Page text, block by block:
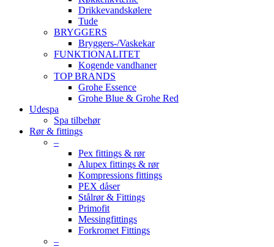
Drikkevandskølere
Tude
BRYGGERS
Bryggers-/Vaskekar
FUNKTIONALITET
Kogende vandhaner
TOP BRANDS
Grohe Essence
Grohe Blue & Grohe Red
Udespa
Spa tilbehør
Rør & fittings
–
Pex fittings & rør
Alupex fittings & rør
Kompressions fittings
PEX dåser
Stålrør & Fittings
Primofit
Messingfittings
Forkromet Fittings
–